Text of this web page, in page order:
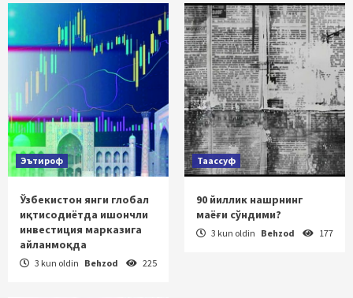
Эътироф
Ўзбекистон янги глобал
иқтисодиётда ишончли
инвестиция марказига
айланмоқда
3 kun oldin Behzod 225
Таассуф
90 йиллик нашрнинг
маёғи сўндими?
3 kun oldin Behzod 177